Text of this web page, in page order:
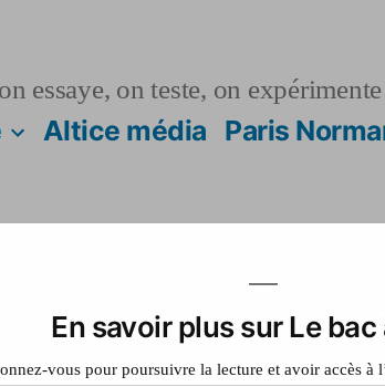
essaye, on teste, on expérimente
Altice média Paris
En savoir plus sur Le bac
vous pour poursuivre la lecture et avoir accès à